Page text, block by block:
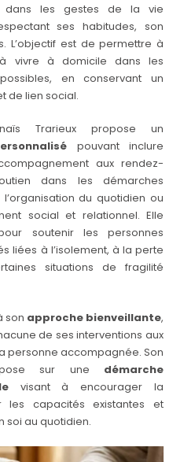
dans les gestes de la vie
ses habitudes, son
L’objectif est de permettre à
vivre à domicile dans les
en conservant un
de lien social.
Trarieux propose un
pouvant inclure
aux rendez-
dans les démarches
du quotidien ou
social et relationnel. Elle
soutenir les personnes
liées à l’isolement, à la perte
situations de fragilité
son approche bienveillante,
de ses interventions aux
personne accompagnée. Son
sur une démarche
visant à encourager la
les capacités existantes et
soi au quotidien.